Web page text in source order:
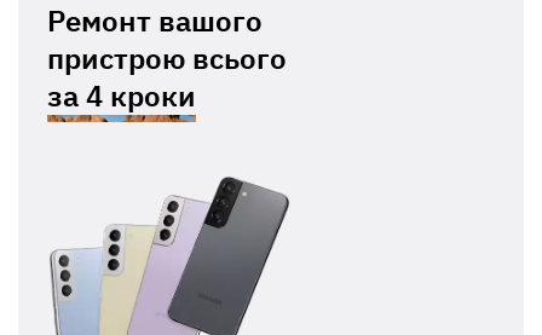
Ремонт вашого
пристрою всього
за4 кроки